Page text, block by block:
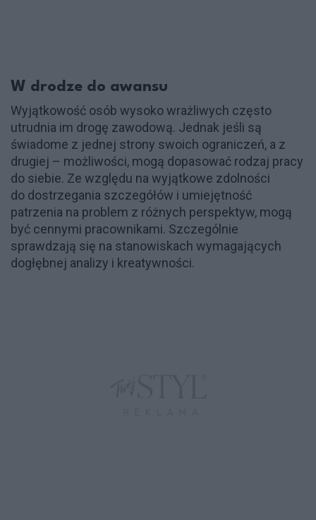
W drodze do awansu
Wyjątkowość osób wysoko wrażliwych często
utrudnia im drogę zawodową. Jednak jeśli są
świadome z jednej strony swoich ograniczeń, a z
drugiej – możliwości, mogą dopasować rodzaj pracy
do siebie. Ze względu na wyjątkowe zdolności
do dostrzegania szczegółów i umiejętność
patrzenia na problem z różnych perspektyw, mogą
być cennymi pracownikami. Szczególnie
sprawdzają się na stanowiskach wymagających
dogłębnej analizy i kreatywności.